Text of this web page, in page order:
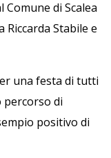
di Scalea
Stabile e
una festa di tutti
percorso di
positivo di